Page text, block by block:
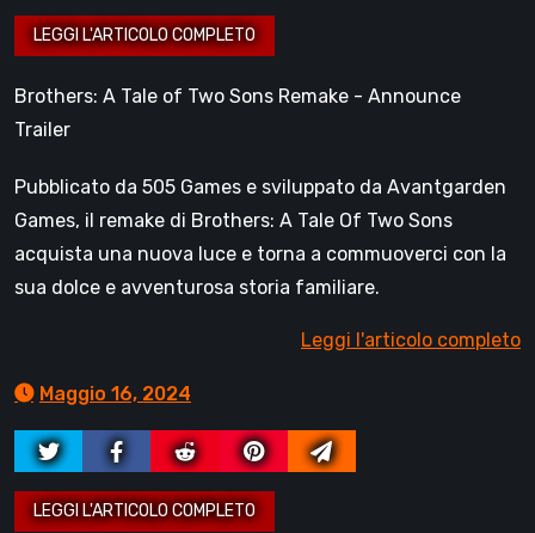
Brothers: A Tale of Two Sons Remake - Announce
Trailer
Pubblicato da 505 Games e sviluppato da Avantgarden
Games, il remake di Brothers: A Tale Of Two Sons
acquista una nuova luce e torna a commuoverci con la
sua dolce e avventurosa storia familiare.
Leggi l'articolo completo
Maggio 16, 2024